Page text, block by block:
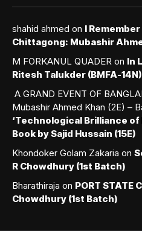
shahid ahmed on I
Chittagong: Mubashir
M FORKANUL QUADER on In
Ritesh Talukder (BMFA-14N)
A GRAND EVENT OF
Mubashir Ahmed Khan (2E) –
‘Technological Brilliance of
Book by Sajid Hussain (15E)
Khondoker Golam Zakaria on
R Chowdhury (1st Batch)
Bharathiraja on PORT STATE
Chowdhury (1st Batch)